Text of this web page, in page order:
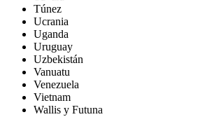
Túnez
Ucrania
Uganda
Uruguay
Uzbekistán
Vanuatu
Venezuela
Vietnam
Wallis y Futuna